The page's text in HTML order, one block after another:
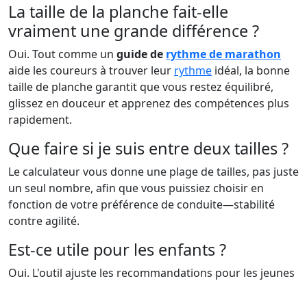
La taille de la planche fait-elle
vraiment une grande différence ?
Oui. Tout comme un guide de rythme de marathon
aide les coureurs à trouver leur rythme idéal, la bonne
taille de planche garantit que vous restez équilibré,
glissez en douceur et apprenez des compétences plus
rapidement.
Que faire si je suis entre deux tailles ?
Le calculateur vous donne une plage de tailles, pas juste
un seul nombre, afin que vous puissiez choisir en
fonction de votre préférence de conduite—stabilité
contre agilité.
Est-ce utile pour les enfants ?
Oui. L'outil ajuste les recommandations pour les jeunes